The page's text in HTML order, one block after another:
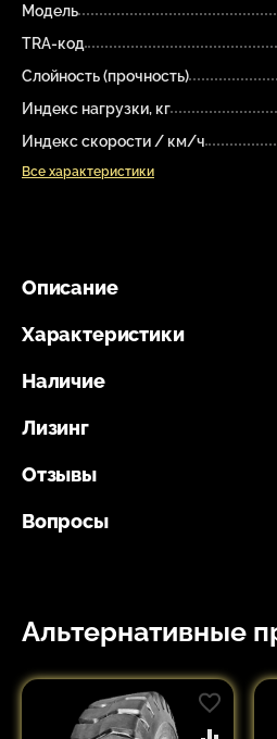
Модель
TRA-код
Слойность (прочность)
Индекс нагрузки, кг
Индекс скорости / км/ч
Все характеристики
Описание
Характеристики
Наличие
Лизинг
Отзывы
Вопросы
Альтернативные